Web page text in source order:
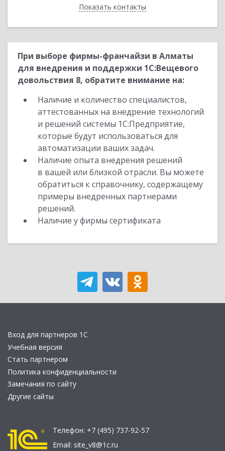
Показать контакты
Назад
При выборе фирмы-франчайзи в Алматы
для внедрения и поддержки 1С:Вещевого
довольствия 8, обратите внимание на:
Наличие и количество специалистов,
аттестованных на внедрение технологий
и решений системы 1С:Предприятие,
которые будут использоваться для
автоматизации ваших задач.
Наличие опыта внедрения решений
в вашей или близкой отрасли. Вы можете
обратиться к справочнику, содержащему
примеры внедренных партнерами
решений.
Наличие у фирмы сертификата
Вход для партнеров 1С
Учебная версия
Стать партнером
Политика конфиденциальности
Замечания по сайту
Другие сайты
Телефон: +7 (495) 737-92-57
Email: site_v8@1c.ru